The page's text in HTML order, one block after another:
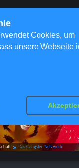
Cookies, um
unsere Webseite
Netzwerk
double_arrow Das Gangster-Netzwerk